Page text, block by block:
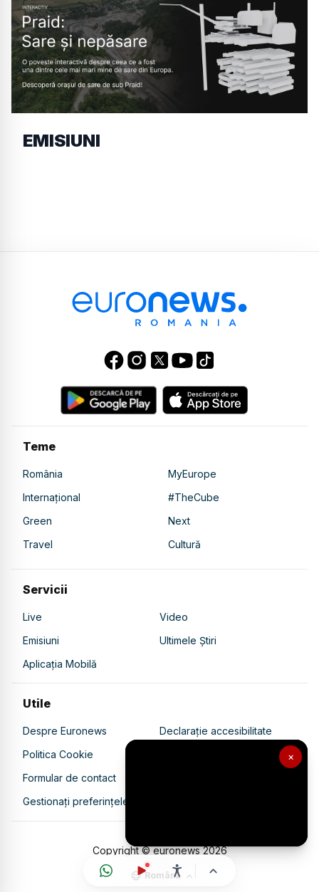
×
EMISIUNI
Teme
România
MyEurope
Internațional
#TheCube
Green
Next
Travel
Cultură
Servicii
Live
Video
Emisiuni
Ultimele Știri
Aplicația Mobilă
Utile
Despre Euronews
Declarație accesibilitate
Politica Cookie
Politica de confidențialitate
Formular de contact
Gestionați preferințele
Copyright © euronews2026
Română